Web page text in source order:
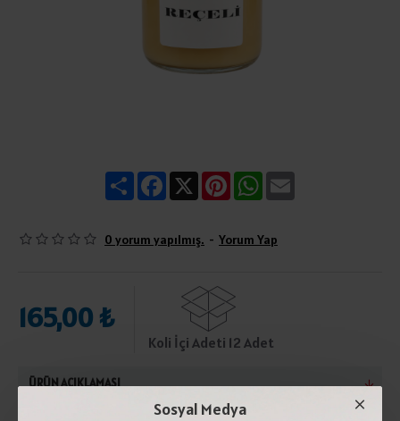
Sosyal Medya
ShareFacebook
X PinterestWhatsApp
0 yorum yapılmış. - Yorum Yap
165,00 ₺
Koli İçi Adeti 12 Adet
ÜRÜN AÇIKLAMASI